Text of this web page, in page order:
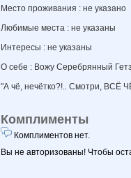
Место проживания : не указано
Любимые места : не указаны
Интересы : не указаны
О себе : Вожу Серебрянный
"А чё, нечётко?!.. Смотри, ВСЁ
Комплименты
Комплиментов нет.
Вы не авторизованы! Чтобы